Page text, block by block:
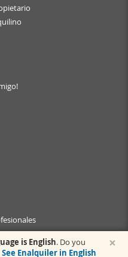
×
is English. Do you
See Enalquiler in English